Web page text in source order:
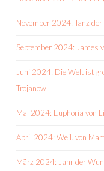
November 2024: Tanz
September 2024: James
Juni 2024: Die Welt ist
Trojanow
Mai 2024: Euphoria von
April 2024: Weil. von
März 2024: Jahr der